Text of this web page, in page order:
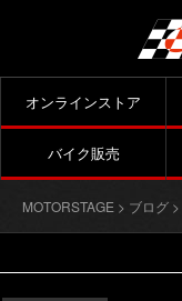
オンラインストア
バイク販売
MOTORSTAGE > ブログ >